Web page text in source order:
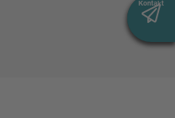
Kontakt
Kontakt